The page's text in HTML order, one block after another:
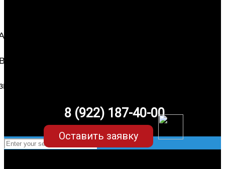
8 (922) 187-40-00
Оставить заявку